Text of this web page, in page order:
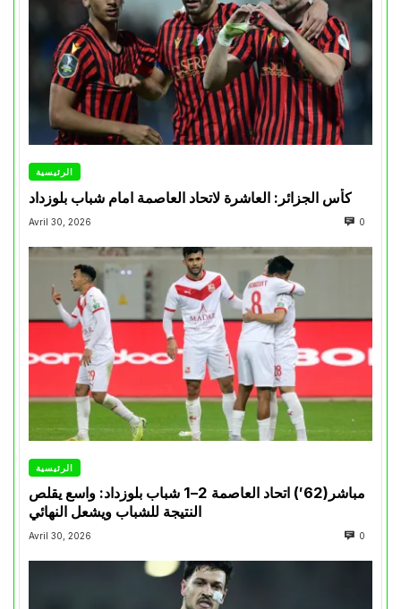
الرئيسية
كأس الجزائر: العاشرة لاتحاد العاصمة امام شباب بلوزداد
Avril 30, 2026 0
الرئيسية
مباشر(62′) اتحاد العاصمة 2–1 شباب بلوزداد: واسع يقلص
النتيجة للشباب ويشعل النهائي
Avril 30, 2026 0